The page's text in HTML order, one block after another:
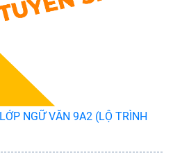
NGỮ VĂN 9A2 (LỘ TRÌNH